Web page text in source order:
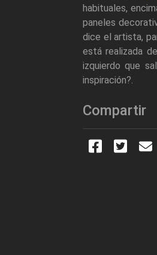
habituales,
paneles
dice el artista,
está realizada
izquierdo que
inspiración?.
Compartir